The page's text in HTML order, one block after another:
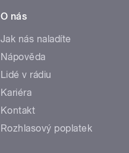
O nás
Jak nás naladíte
Nápověda
Lidé v rádiu
Kariéra
Kontakt
Rozhlasový poplatek